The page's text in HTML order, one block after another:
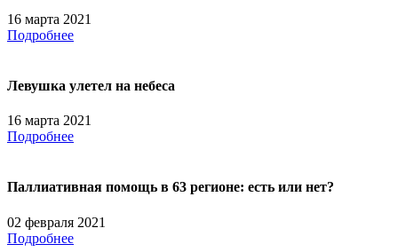
16 марта 2021
Подробнее
Левушка улетел на небеса
16 марта 2021
Подробнее
Паллиативная помощь в 63 регионе: есть или нет?
02 февраля 2021
Подробнее